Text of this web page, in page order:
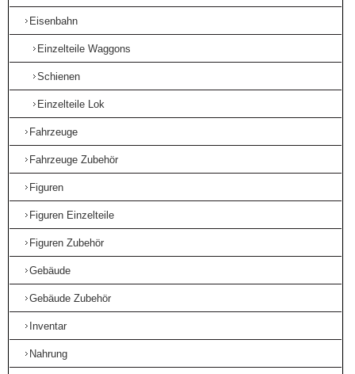
Eisenbahn
Einzelteile Waggons
Schienen
Einzelteile Lok
Fahrzeuge
Fahrzeuge Zubehör
Figuren
Figuren Einzelteile
Figuren Zubehör
Gebäude
Gebäude Zubehör
Inventar
Nahrung